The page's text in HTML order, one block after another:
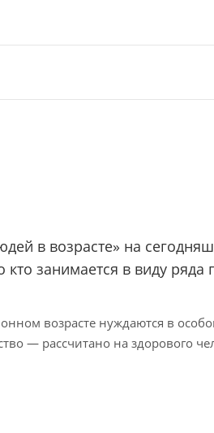
в возрасте» на
занимается в виду ряда
возрасте нуждаются в
— рассчитано на здорового